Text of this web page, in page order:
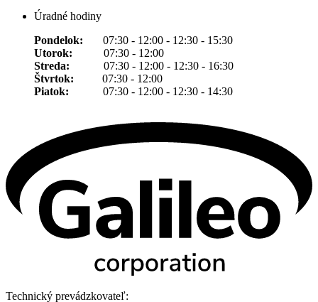
Úradné hodiny
Pondelok: 07:30 - 12:00 - 12:30 - 15:30
Utorok: 07:30 - 12:00
Streda: 07:30 - 12:00 - 12:30 - 16:30
Štvrtok: 07:30 - 12:00
Piatok: 07:30 - 12:00 - 12:30 - 14:30
Technický prevádzkovateľ: